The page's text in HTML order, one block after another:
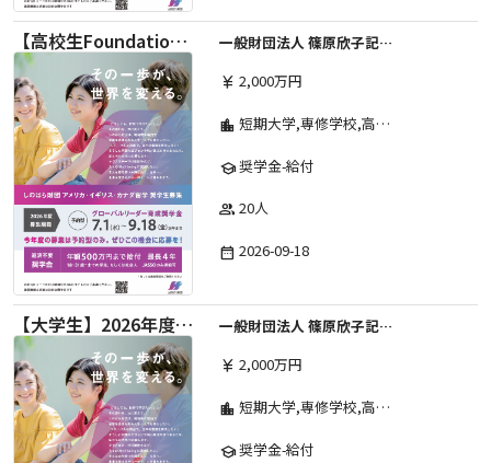
【高校生Foundation Course 】2026年度 しのはら財団 アメリカ・イギリス・カナダ英語留学奨学金
一般財団法人 篠原欣子記念財団 (海外留学奨学金グループ)
currency_yen 2,000万円
location_city 短期大学,専修学校,高等専門学校,その他,高等学校,大学院,大学
school奨学金-給付
group 20人
date_range 2026-09-18
【大学生】2026年度 しのはら財団 アメリカ・イギリス・カナダ英語留学奨学金
一般財団法人 篠原欣子記念財団 (海外留学奨学金グループ)
currency_yen 2,000万円
location_city 短期大学,専修学校,高等専門学校,その他,高等学校,大学院,大学
school奨学金-給付